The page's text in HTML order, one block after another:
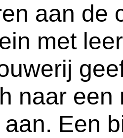
aan de
met
naar een
Een